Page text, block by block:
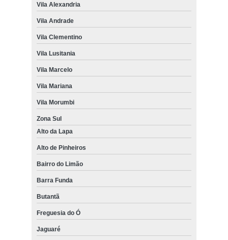
Vila Alexandria
Vila Andrade
Vila Clementino
Vila Lusitania
Vila Marcelo
Vila Mariana
Vila Morumbi
Zona Sul
Alto da Lapa
Alto de Pinheiros
Bairro do Limão
Barra Funda
Butantã
Freguesia do Ó
Jaguaré